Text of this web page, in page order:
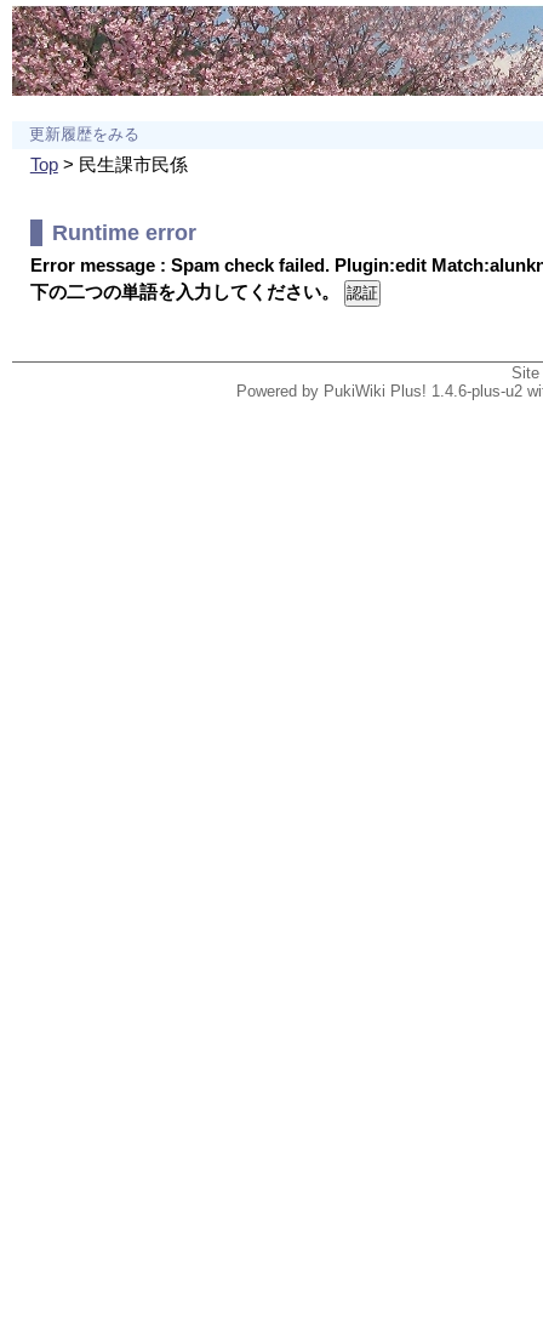
更新履歴をみる
Top> 民生課市民係
Runtime error
Error message : Spam check failed. Plugin:edit
下の二つの単語を入力してください。
Powered by PukiWiki Plus! 1.4.6-plus-u2